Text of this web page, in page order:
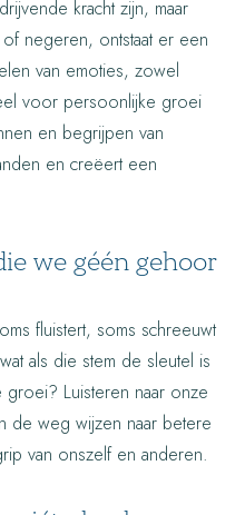
kracht zijn, maar
negeren, ontstaat er een
van emoties, zowel
voor persoonlijke groei
en begrijpen van
en creëert een
we géén gehoor
fluistert, soms schreeuwt
als die stem de sleutel is
Luisteren naar onze
de weg wijzen naar betere
van onszelf en anderen.